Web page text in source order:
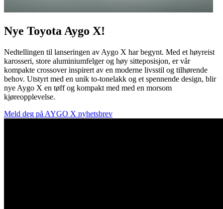
Nye Toyota Aygo X!
Nedtellingen til lanseringen av Aygo X har begynt. Med et høyreist
karosseri, store aluminiumfelger og høy sitteposisjon, er vår
kompakte crossover inspirert av en moderne livsstil og tilhørende
behov. Utstyrt med en unik to-tonelakk og et spennende design, blir
nye Aygo X en tøff og kompakt med med en morsom
kjøreopplevelse.
Meld deg på AYGO X nyhetsbrev